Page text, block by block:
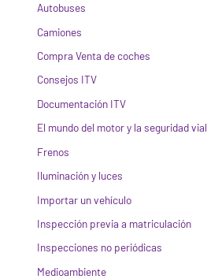
Autobuses
Camiones
Compra Venta de coches
Consejos ITV
Documentación ITV
El mundo del motor y la seguridad vial
Frenos
Iluminación y luces
Importar un vehículo
Inspección previa a matriculación
Inspecciones no periódicas
Medioambiente